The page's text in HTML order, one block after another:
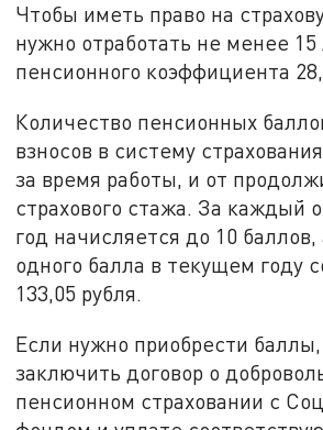
Чтобы иметь право на
нужно отработать не менее
пенсионного коэффициента
Количество пенсионных
взносов в систему
за время работы, и от
страхового стажа. За каждый
год начисляется до 10
одного балла в текущем году
133,05 рубля.
Если нужно приобрести
заключить договор о
пенсионном страховании с